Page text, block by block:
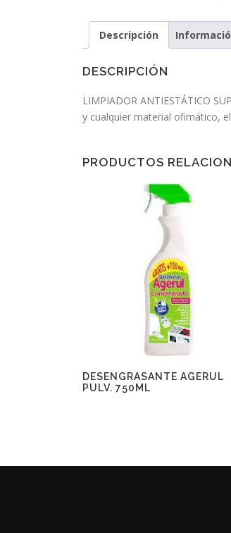
Descripción
DESCRIPCIÓN
LIMPIADOR ANTIESTÁTICO
y cualquier material ofimático,
PRODUCTOS
DESENGRASANTE AGERUL
PULV. 750ML